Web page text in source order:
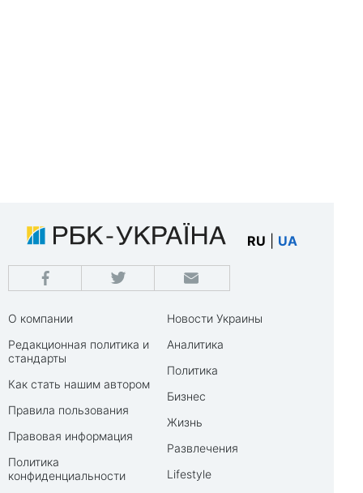
RU UA
О компании
Редакционная политика и
стандарты
Как стать нашим автором
Правила пользования
Правовая информация
Политика
конфиденциальности
Новости Украины
Аналитика
Политика
Бизнес
Жизнь
Развлечения
Lifestyle